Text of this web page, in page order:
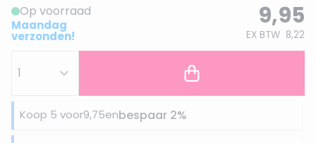
Op voorraad
Maandag
verzonden!
9,95
EX BTW 8,22
Koop 5 voor9,75enbespaar 2%